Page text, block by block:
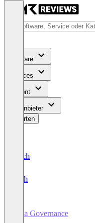
Software
Services
Content
Für Anbieter
Bewerten
Deutsch
English
Data Governance